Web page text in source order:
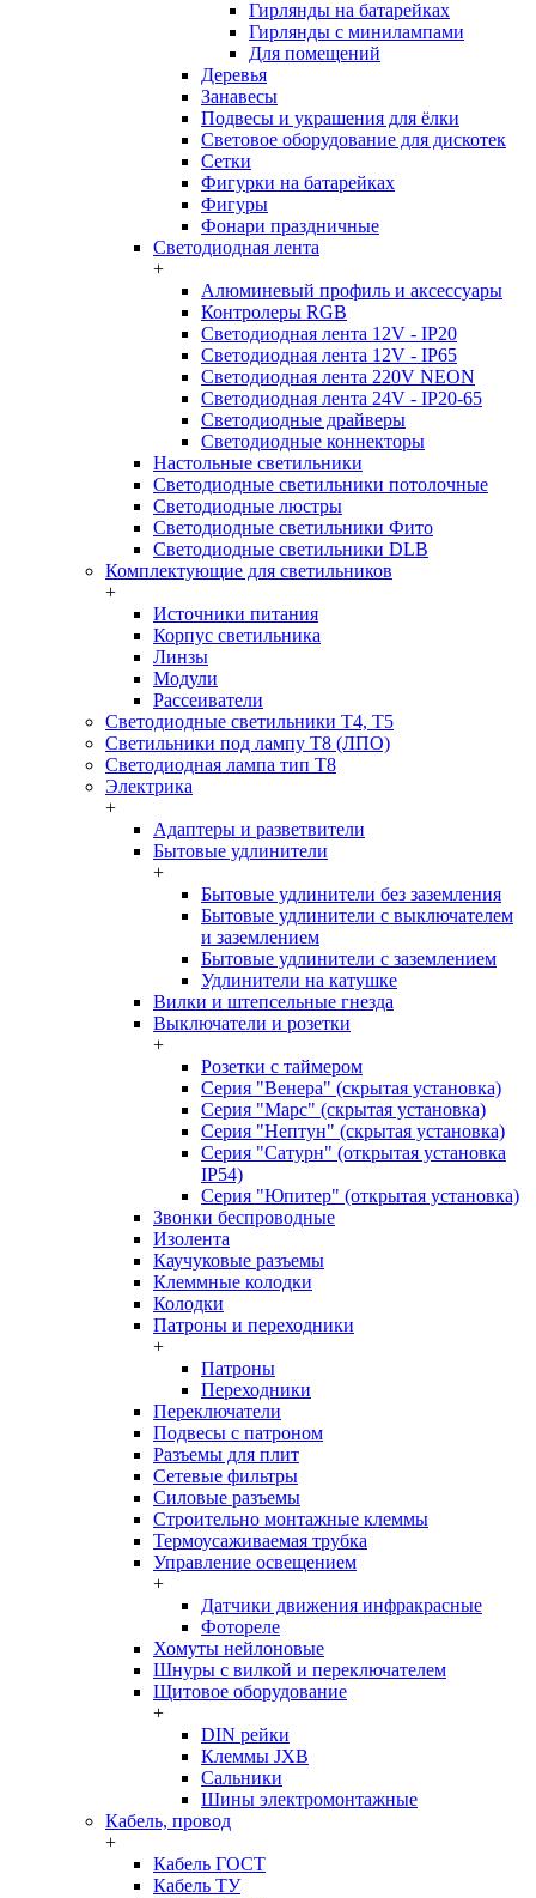
Гирлянды на батарейках
Гирлянды с минилампами
Для помещений
Деревья
Занавесы
Подвесы и украшения для ёлки
Световое оборудование для дискотек
Сетки
Фигурки на батарейках
Фигуры
Фонари праздничные
Светодиодная лента
+
Алюминевый профиль и аксессуары
Контролеры RGB
Светодиодная лента 12V - IP20
Светодиодная лента 12V - IP65
Светодиодная лента 220V NEON
Светодиодная лента 24V - IP20-65
Светодиодные драйверы
Светодиодные коннекторы
Настольные светильники
Светодиодные светильники потолочные
Светодиодные люстры
Светодиодные светильники Фито
Светодиодные светильники DLB
Комплектующие для светильников
+
Источники питания
Корпус светильника
Линзы
Модули
Рассеиватели
Светодиодные светильники T4, T5
Светильники под лампу Т8 (ЛПО)
Светодиодная лампа тип T8
Электрика
+
Адаптеры и разветвители
Бытовые удлинители
+
Бытовые удлинители без заземления
Бытовые удлинители с выключателем
и заземлением
Бытовые удлинители с заземлением
Удлинители на катушке
Вилки и штепсельные гнезда
Выключатели и розетки
+
Розетки с таймером
Серия "Венера" (скрытая установка)
Серия "Марс" (скрытая установка)
Серия "Нептун" (скрытая установка)
Серия "Сатурн" (открытая установка
IP54)
Серия "Юпитер" (открытая установка)
Звонки беспроводные
Изолента
Каучуковые разъемы
Клеммные колодки
Колодки
Патроны и переходники
+
Патроны
Переходники
Переключатели
Подвесы с патроном
Разъемы для плит
Сетевые фильтры
Силовые разъемы
Строительно монтажные клеммы
Термоусаживаемая трубка
Управление освещением
+
Датчики движения инфракрасные
Фотореле
Хомуты нейлоновые
Шнуры с вилкой и переключателем
Щитовое оборудование
+
DIN рейки
Клеммы JXB
Сальники
Шины электромонтажные
Кабель, провод
+
Кабель ГОСТ
Кабель ТУ